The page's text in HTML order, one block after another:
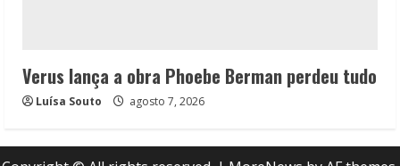
Verus lança a obra Phoebe Berman perdeu tudo
Luísa Souto agosto 7, 2026